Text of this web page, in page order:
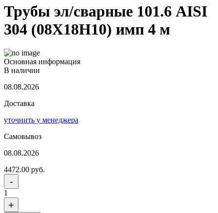
Трубы эл/сварные 101.6 AISI
304 (08Х18Н10) имп 4 м
Основная информация
В наличии
08.08.2026
Доставка
уточнить у менеджера
Самовывоз
08.08.2026
4472.00 руб.
-
1
+